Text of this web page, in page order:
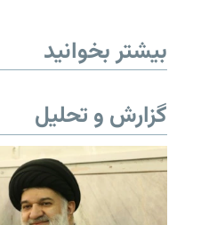
بیشتر بخوانید
گزارش و تحلیل